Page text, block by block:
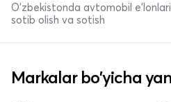
O'zbekistonda avtomobil
sotib olish va sotish
Markalar bo'yicha